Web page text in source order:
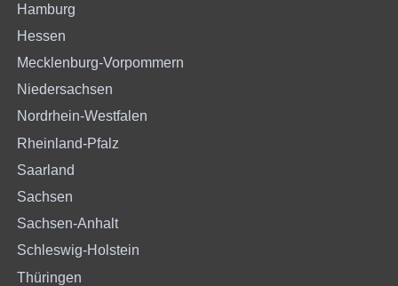
Hamburg
Hessen
Mecklenburg-Vorpommern
Niedersachsen
Nordrhein-Westfalen
Rheinland-Pfalz
Saarland
Sachsen
Sachsen-Anhalt
Schleswig-Holstein
Thüringen